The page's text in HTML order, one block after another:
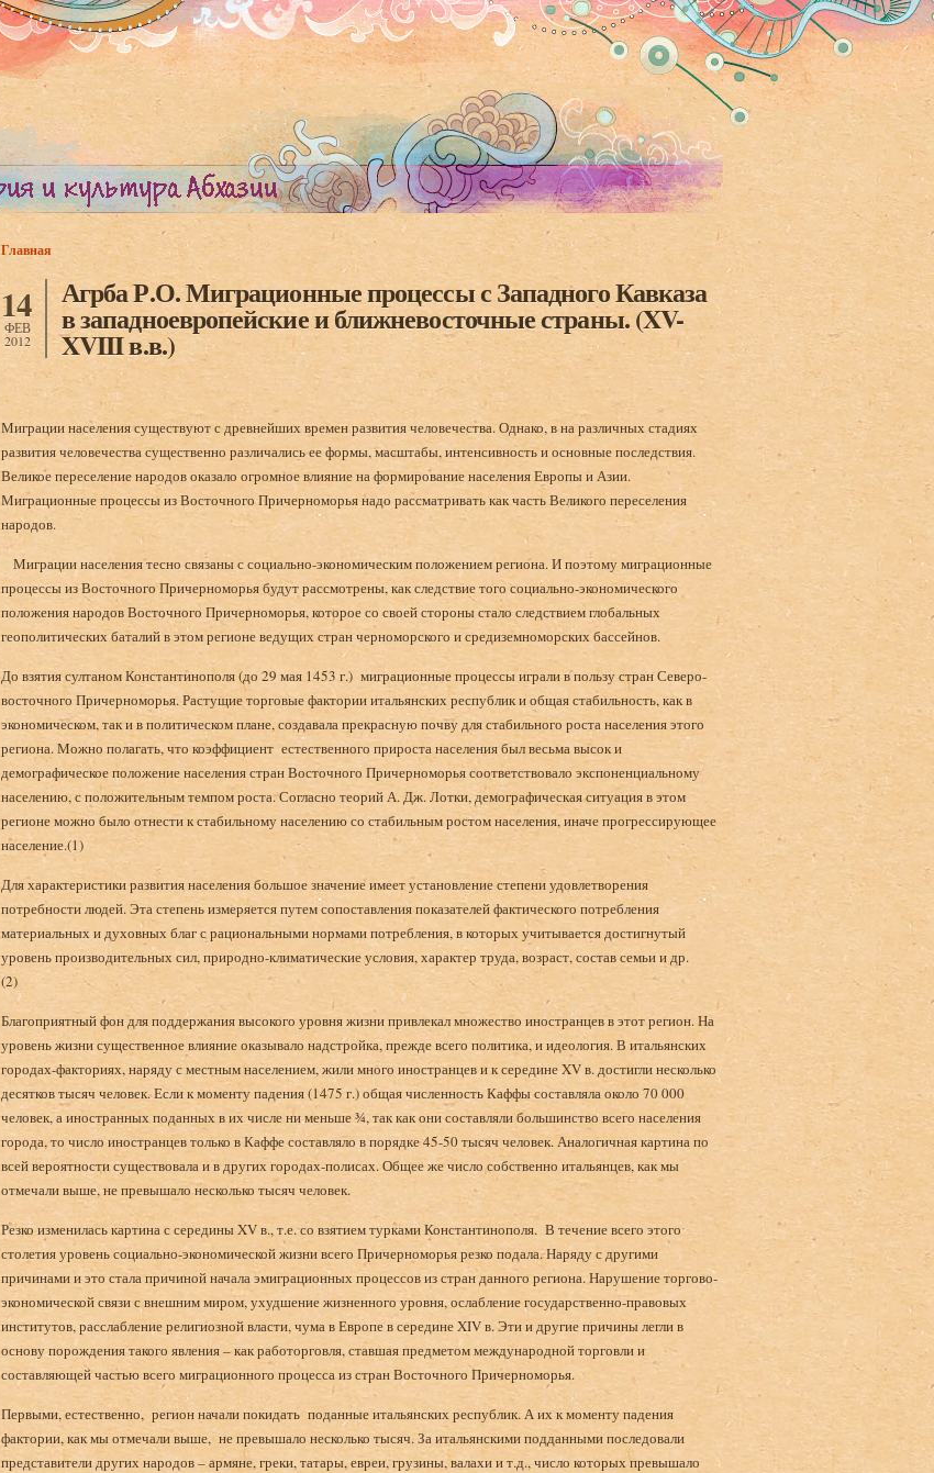
Вы здесь
Главная
14
ФЕВ
2012
Агрба Р.О. Миграционные процессы с Западного Кавказа
в западноевропейские и ближневосточные страны. (XV-
XVIII в.в.)
Миграции населения существуют с древнейших времен развития человечества. Однако, в на различных стадиях
развития человечества существенно различались ее формы, масштабы, интенсивность и основные последствия.
Великое переселение народов оказало огромное влияние на формирование населения Европы и Азии.
Миграционные процессы из Восточного Причерноморья надо рассматривать как часть Великого переселения
народов.
Миграции населения тесно связаны с социально-экономическим положением региона. И поэтому миграционные
процессы из Восточного Причерноморья будут рассмотрены, как следствие того социально-экономического
положения народов Восточного Причерноморья, которое со своей стороны стало следствием глобальных
геополитических баталий в этом регионе ведущих стран черноморского и средиземноморских бассейнов.
До взятия султаном Константинополя (до 29 мая 1453 г.) миграционные процессы играли в пользу стран Северо-
восточного Причерноморья. Растущие торговые фактории итальянских республик и общая стабильность, как в
экономическом, так и в политическом плане, создавала прекрасную почву для стабильного роста населения этого
региона. Можно полагать, что коэффициент естественного прироста населения был весьма высок и
демографическое положение населения стран Восточного Причерноморья соответствовало экспоненциальному
населению, с положительным темпом роста. Согласно теорий А. Дж. Лотки, демографическая ситуация в этом
регионе можно было отнести к стабильному населению со стабильным ростом населения, иначе прогрессирующее
население.(1)
Для характеристики развития населения большое значение имеет установление степени удовлетворения
потребности людей. Эта степень измеряется путем сопоставления показателей фактического потребления
материальных и духовных благ с рациональными нормами потребления, в которых учитывается достигнутый
уровень производительных сил, природно-климатические условия, характер труда, возраст, состав семьи и др.
(2)
Благоприятный фон для поддержания высокого уровня жизни привлекал множество иностранцев в этот регион. На
уровень жизни существенное влияние оказывало надстройка, прежде всего политика, и идеология. В итальянских
городах-факториях, наряду с местным населением, жили много иностранцев и к середине XV в. достигли несколько
десятков тысяч человек. Если к моменту падения (1475 г.) общая численность Каффы составляла около 70 000
человек, а иностранных поданных в их числе ни меньше ¾, так как они составляли большинство всего населения
города, то число иностранцев только в Каффе составляло в порядке 45-50 тысяч человек. Аналогичная картина по
всей вероятности существовала и в других городах-полисах. Общее же число собственно итальянцев, как мы
отмечали выше, не превышало несколько тысяч человек.
Резко изменилась картина с середины XV в., т.е. со взятием турками Константинополя. В течение всего этого
столетия уровень социально-экономической жизни всего Причерноморья резко подала. Наряду с другими
причинами и это стала причиной начала эмиграционных процессов из стран данного региона. Нарушение торгово-
экономической связи с внешним миром, ухудшение жизненного уровня, ослабление государственно-правовых
институтов, расслабление религиозной власти, чума в Европе в середине XIV в. Эти и другие причины легли в
основу порождения такого явления – как работорговля, ставшая предметом международной торговли и
составляющей частью всего миграционного процесса из стран Восточного Причерноморья.
Первыми, естественно, регион начали покидать поданные итальянских республик. А их к моменту падения
фактории, как мы отмечали выше, не превышало несколько тысяч. За итальянскими подданными последовали
представители других народов – армяне, греки, татары, евреи, грузины, валахи и т.д., число которых превышало